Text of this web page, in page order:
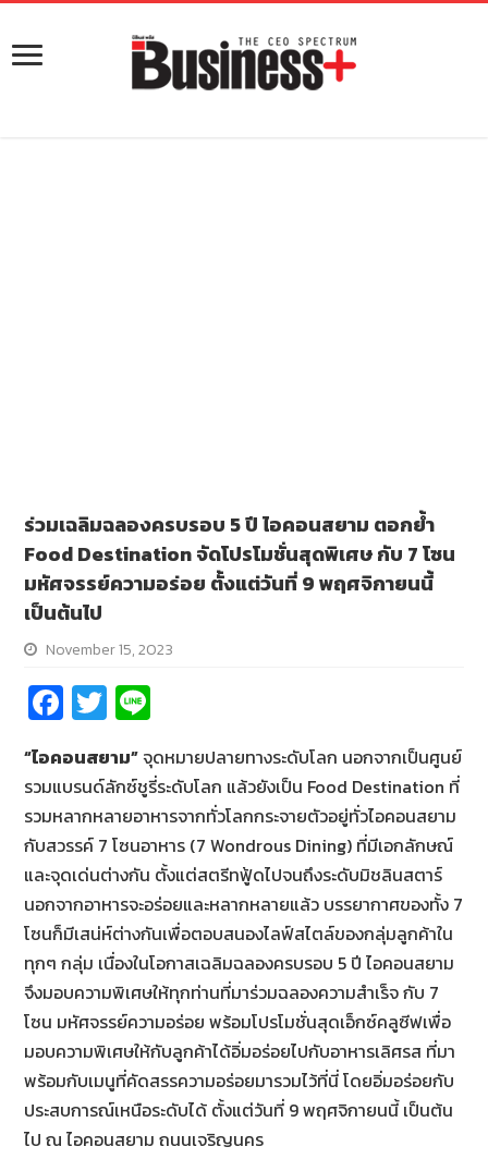
ร่วมเฉลิมฉลองครบรอบ 5 ปี ไอคอนสยาม ตอกย้ำ
Food Destination จัดโปรโมชั่นสุดพิเศษ กับ 7 โซน
มหัศจรรย์ความอร่อย ตั้งแต่วันที่ 9 พฤศจิกายนนี้
เป็นต้นไป
November 15, 2023
Fa
ce
b
o
o
k
T
wi
tt
er
e
“ไอคอนสยาม”จุดหมายปลายทางระดับโลก นอกจากเป็นศูนย์
รวมแบรนด์ลักซ์ชูรี่ระดับโลก แล้วยังเป็น Food Destination ที่
รวมหลากหลายอาหารจากทั่วโลกกระจายตัวอยู่ทั่วไอคอนสยาม
กับสวรรค์ 7 โซนอาหาร (7 Wondrous Dining) ที่มีเอกลักษณ์
และจุดเด่นต่างกัน ตั้งแต่สตรีทฟู้ดไปจนถึงระดับมิชลินสตาร์
นอกจากอาหารจะอร่อยและหลากหลายแล้ว บรรยากาศของทั้ง 7
โซนก็มีเสน่ห์ต่างกันเพื่อตอบสนองไลฟ์สไตล์ของกลุ่มลูกค้าใน
ทุกๆ กลุ่ม เนื่องในโอกาสเฉลิมฉลองครบรอบ 5 ปี ไอคอนสยาม
จึงมอบความพิเศษให้ทุกท่านที่มาร่วมฉลองความสำเร็จ กับ 7
โซน มหัศจรรย์ความอร่อย พร้อมโปรโมชั่นสุดเอ็กซ์คลูซีฟเพื่อ
มอบความพิเศษให้กับลูกค้าได้อิ่มอร่อยไปกับอาหารเลิศรส ที่มา
พร้อมกับเมนูที่คัดสรรความอร่อยมารวมไว้ที่นี่ โดยอิ่มอร่อยกับ
ประสบการณ์เหนือระดับได้ ตั้งแต่วันที่ 9 พฤศจิกายนนี้ เป็นต้น
ไป ณ ไอคอนสยาม ถนนเจริญนคร